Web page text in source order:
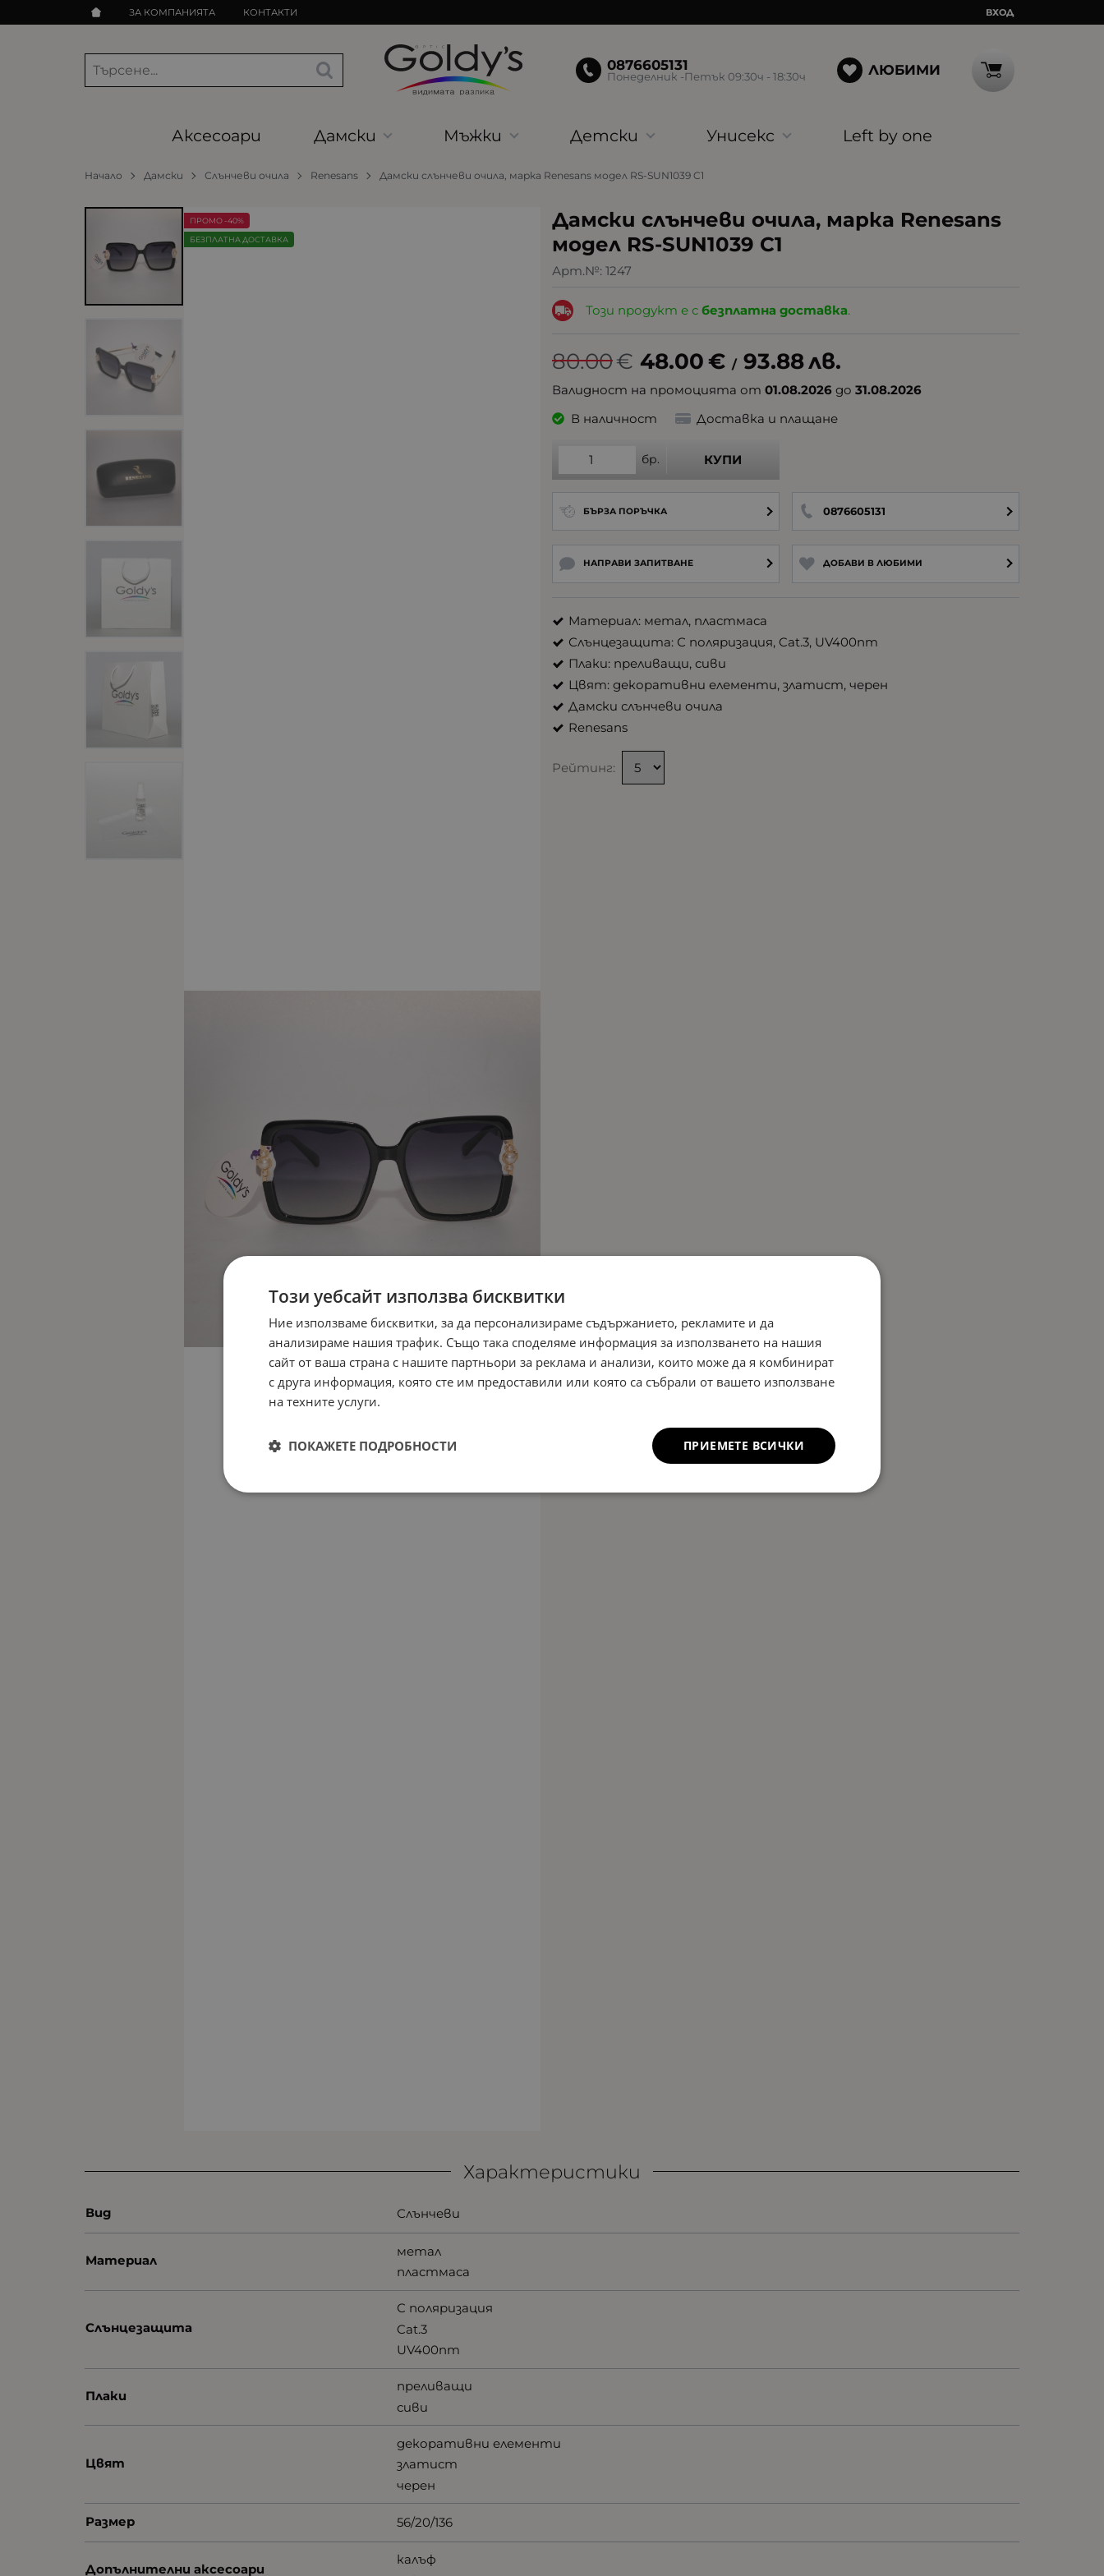
ЗА КОМПАНИЯТА КОНТАКТИ ВХОД
0876605131
Понеделник -Петък 09:30ч - 18:30ч ЛЮБИМИ
Аксесоари Дамски Мъжки Детски Унисекс Left by one
Начало Дамски Слънчеви очила Renesans Дамски слънчеви очила, марка Renesans модел RS-SUN1039 C1
Дамски слънчеви очила, марка Renesans
модел RS-SUN1039 C1
Арт.№: 1247
ПРОМО -40%
БЕЗПЛАТНА ДОСТАВКА
Този продукт е сбезплатна доставка.
80.00€ 48.00€ / 93.88лв.
Валидност на промоцията от 01.08.2026 до 31.08.2026
В наличност
Доставка и плащане
бр. КУПИ
БЪРЗА ПОРЪЧКА 0876605131
НАПРАВИ ЗАПИТВАНЕ ДОБАВИ В ЛЮБИМИ
Материал: метал, пластмаса
Слънцезащита: С поляризация, Cat.3, UV400nm
Плаки: преливащи, сиви
Цвят: декоративни елементи, златист, черен
Дамски слънчеви очила
Renesans
Рейтинг:
Характеристики
Вид Слънчеви
Материал
метал
пластмаса
Слънцезащита
С поляризация
Cat.3
UV400nm
Плаки
преливащи
сиви
Цвят
декоративни елементи
златист
черен
Размер 56/20/136
Допълнителни аксесоари
калъф
Този уебсайт използва бисквитки
Ние използваме бисквитки, за да персонализираме съдържанието, рекламите и да
анализираме нашия трафик. Също така споделяме информация за използването на нашия
сайт от ваша страна с нашите партньори за реклама и анализи, които може да я комбинират
с друга информация, която сте им предоставили или която са събрали от вашето използване
на техните услуги.
ПРИЕМЕТЕ ВСИЧКИ
ПОКАЖЕТЕ ПОДРОБНОСТИ